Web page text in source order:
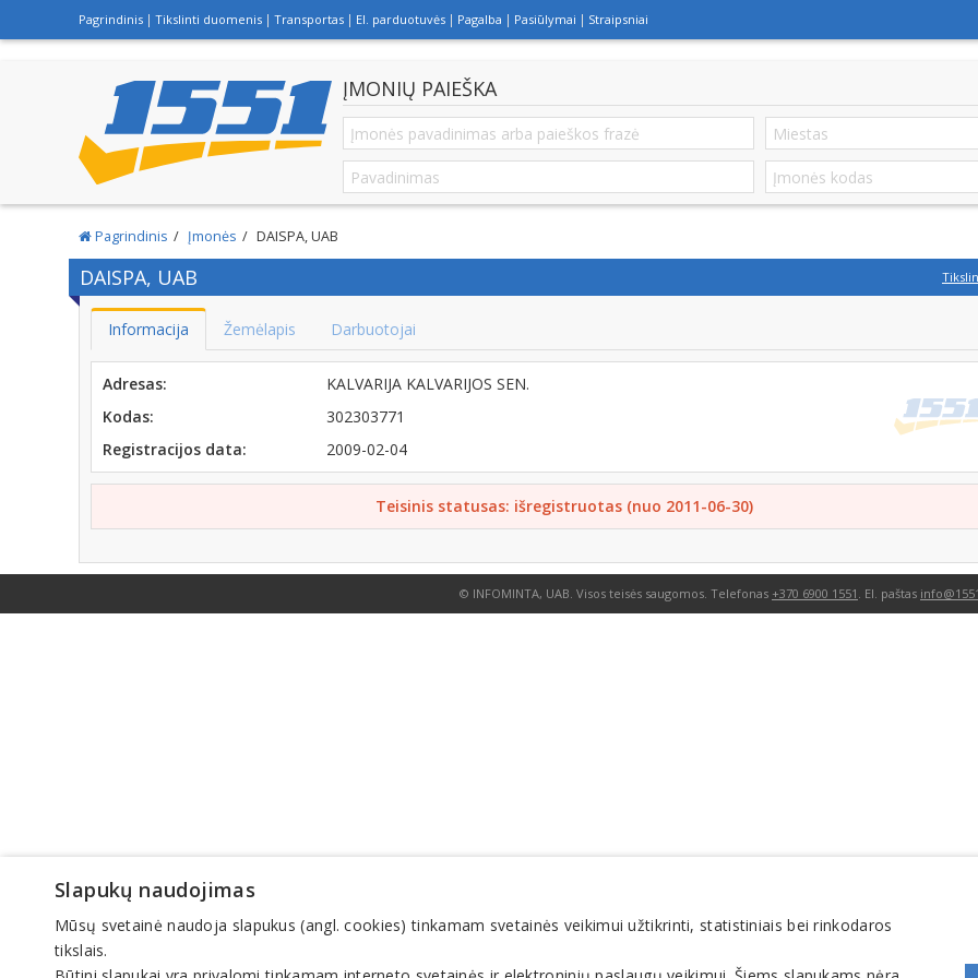
Pagrindinis Tikslinti duomenis Transportas El. parduotuvės Pagalba Pasiūlymai Straipsniai
ĮMONIŲ PAIEŠKA
Pagrindinis Įmonės DAISPA, UAB
DAISPA, UAB
Informacija Žemėlapis Darbuotojai
Adresas:
KALVARIJA KALVARIJOS SEN.
Kodas:
302303771
Registracijos data:
2009-02-04
Teisinis statusas: išregistruotas (nuo 2011-06-30)
© INFOMINTA, UAB. Visos teisės saugomos. Telefonas +370 6900 1551 . El. paštas
Slapukų naudojimas
Mūsų svetainė naudoja slapukus (angl. cookies) tinkamam svetainės veikimui užtikrinti, statistiniais bei rinkodaros
tikslais.